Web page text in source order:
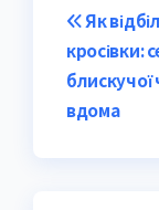
Post
Як
кросівки:
вдома